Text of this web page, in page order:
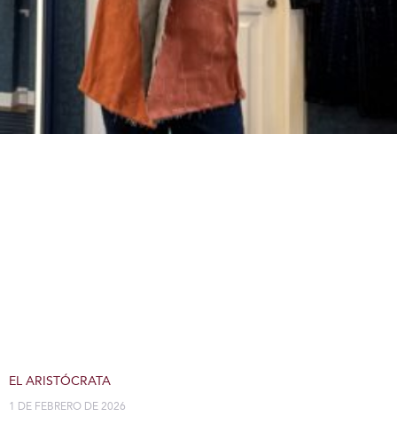
1 DE FEBRERO DE 2026
EL ARISTÓCRATA